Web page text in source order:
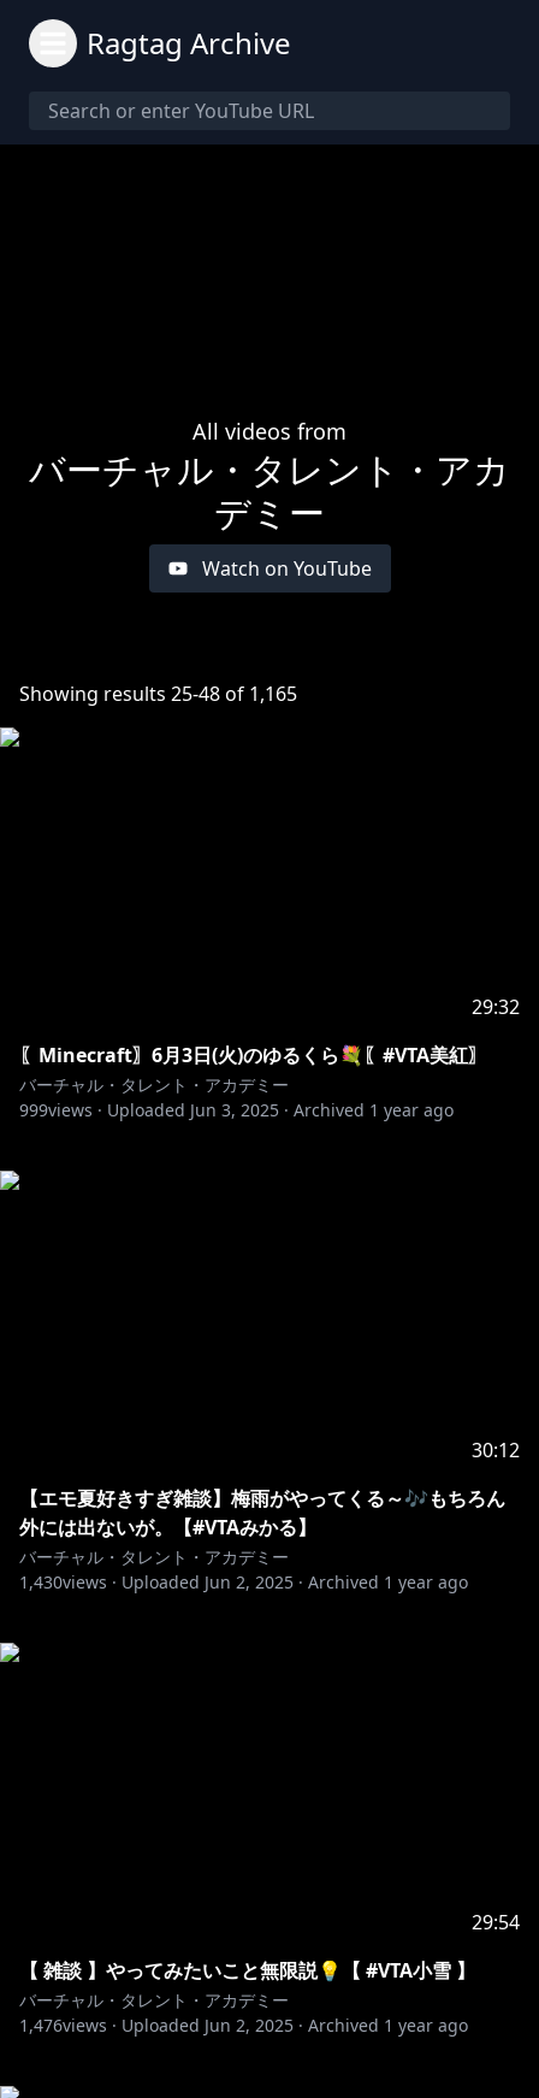
Ragtag Archive
All videos from
バーチャル・タレント・アカ
デミー
Watch on YouTube
Showing results 25-48of 1,165
29:32
〖Minecraft〗6月3日(火)のゆるくら💐〖#VTA美紅〗
バーチャル・タレント・アカデミー
999views · Uploaded Jun 3, 2025 · Archived 1 year ago
30:12
【エモ夏好きすぎ雑談】梅雨がやってくる～🎶もちろん
外には出ないが。【#VTAみかる】
バーチャル・タレント・アカデミー
1,430views · Uploaded Jun 2, 2025 · Archived 1 year ago
29:54
【 雑談 】やってみたいこと無限説💡【 #VTA小雪 】
バーチャル・タレント・アカデミー
1,476views · Uploaded Jun 2, 2025 · Archived 1 year ago